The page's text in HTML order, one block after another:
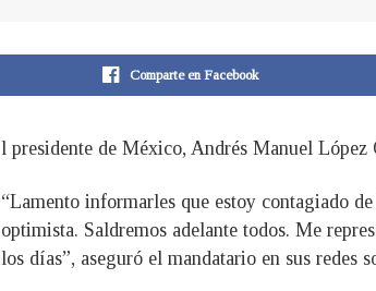
Comparte en Facebook
l presidente de México, Andrés Manuel
“Lamento informarles que estoy contagiado
optimista. Saldremos adelante todos. Me
los días”, aseguró el mandatario en sus redes